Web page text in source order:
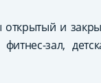
и
зал,